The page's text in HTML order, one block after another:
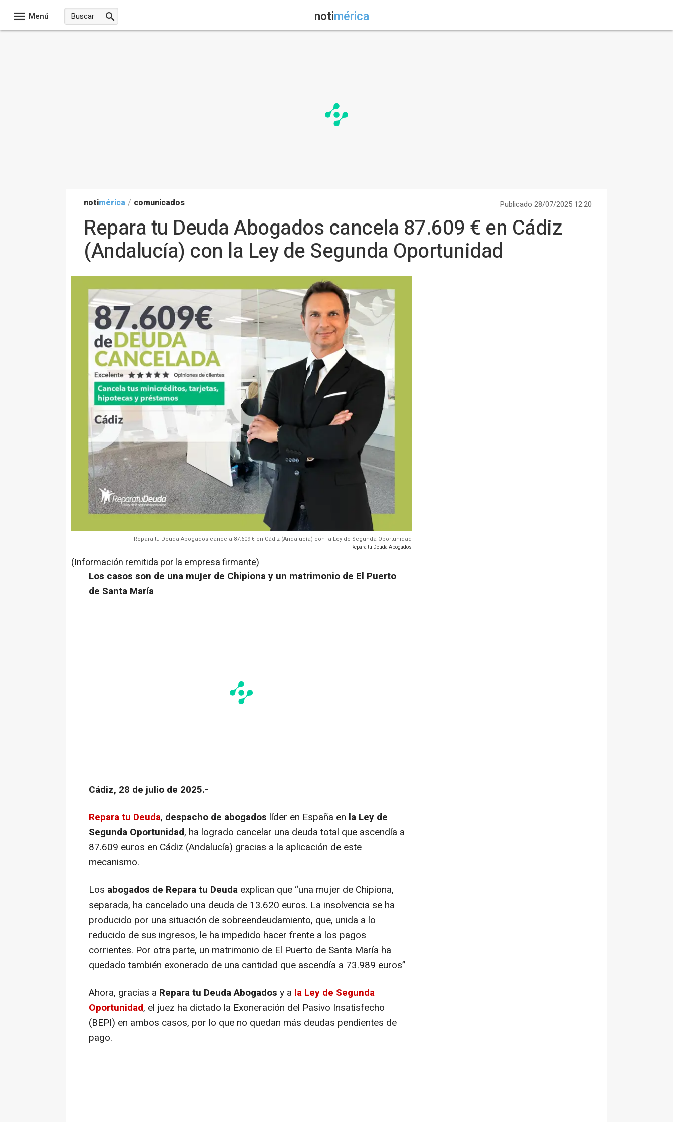
Menú notimérica
notimérica / comunicados Publicado 28/07/2025 12:20
Repara tu Deuda Abogados cancela 87.609 € en Cádiz
(Andalucía) con la Ley de Segunda Oportunidad
Repara tu Deuda Abogados cancela 87.609 € en Cádiz (Andalucía) con la Ley de Segunda Oportunidad
- Repara tu Deuda Abogados
(Información remitida por la empresa firmante)
Los casos son de una mujer de Chipiona y un matrimonio de El Puerto
de Santa María
Cádiz, 28 de julio de 2025.-
Repara tu Deuda, despacho de abogados líder en España en la Ley de
Segunda Oportunidad, ha logrado cancelar una deuda total que ascendía a
87.609 euros en Cádiz (Andalucía) gracias a la aplicación de este
mecanismo.
Los abogados de Repara tu Deuda explican que “una mujer de Chipiona,
separada, ha cancelado una deuda de 13.620 euros. La insolvencia se ha
producido por una situación de sobreendeudamiento, que, unida a lo
reducido de sus ingresos, le ha impedido hacer frente a los pagos
corrientes. Por otra parte, un matrimonio de El Puerto de Santa María ha
quedado también exonerado de una cantidad que ascendía a 73.989 euros”
Ahora, gracias a Repara tu Deuda Abogados y a la Ley de Segunda
Oportunidad, el juez ha dictado la Exoneración del Pasivo Insatisfecho
(BEPI) en ambos casos, por lo que no quedan más deudas pendientes de
pago.